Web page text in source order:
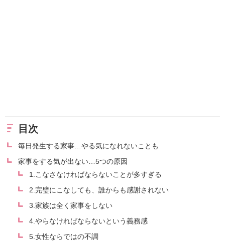
目次
毎日発生する家事…やる気になれないことも
家事をする気が出ない…5つの原因
1.こなさなければならないことが多すぎる
2.完璧にこなしても、誰からも感謝されない
3.家族は全く家事をしない
4.やらなければならないという義務感
5.女性ならではの不調